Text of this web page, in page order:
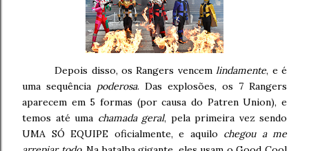
Depois disso, os Rangers vencemlindamente, e é
uma sequência poderosa. Das explosões, os 7 Rangers
aparecem em 5 formas (por causa do Patren Union), e
temos até uma chamada geral, pela primeira vez sendo
UMA SÓ EQUIPE oficialmente, e aquilo chegou a me